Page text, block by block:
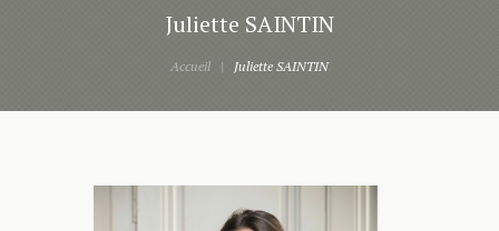
Juliette SAINTIN
Accueil Juliette SAINTIN